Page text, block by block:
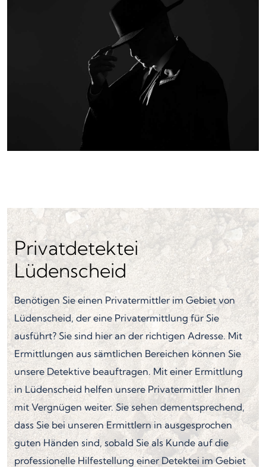
Privatdetektei
Lüdenscheid
Benötigen Sie einen Privatermittler im Gebiet von
Lüdenscheid, der eine Privatermittlung für Sie
ausführt? Sie sind hier an der richtigen Adresse. Mit
Ermittlungen aus sämtlichen Bereichen können Sie
unsere Detektive beauftragen. Mit einer Ermittlung
in Lüdenscheid helfen unsere Privatermittler Ihnen
mit Vergnügen weiter. Sie sehen dementsprechend,
dass Sie bei unseren Ermittlern in ausgesprochen
guten Händen sind, sobald Sie als Kunde auf die
professionelle Hilfestellung einer Detektei im Gebiet